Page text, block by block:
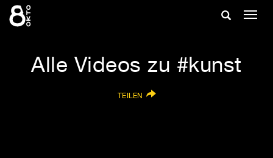
Zum
Inhalt
Suche
Alle Videos zu #kunst
TEILEN